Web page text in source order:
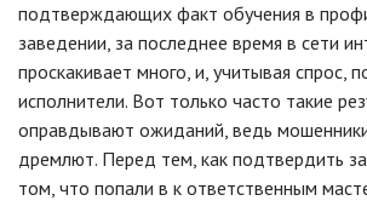
подтверждающих факт обучения в
заведении, за последнее время в сети
проскакивает много, и, учитывая спрос,
исполнители. Вот только часто такие
оправдывают ожиданий, ведь
дремлют. Перед тем, как подтвердить
том, что попали в к ответственным